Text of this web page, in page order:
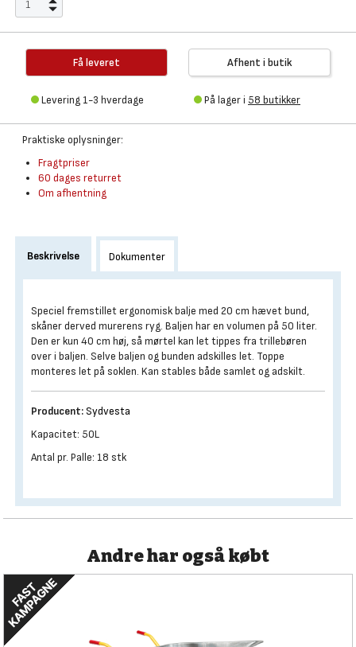
Få leveret
Levering 1-3 hverdage
Afhent i butik
På lager i 58 butikker
Praktiske oplysninger:
Fragtpriser
60 dages returret
Om afhentning
Beskrivelse Dokumenter
Speciel fremstillet ergonomisk balje med 20 cm hævet bund,
skåner derved murerens ryg. Baljen har en volumen på 50 liter.
Den er kun 40 cm høj, så mørtel kan let tippes fra trillebøren
over i baljen. Selve baljen og bunden adskilles let. Toppe
monteres let på soklen. Kan stables både samlet og adskilt.
Producent: Sydvesta
Kapacitet: 50L
Antal pr. Palle: 18 stk
Andre har også købt